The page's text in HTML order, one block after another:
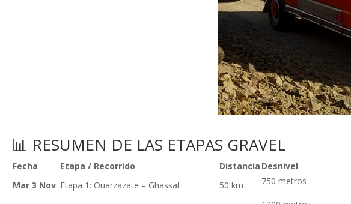
📊 RESUMEN DE LAS ETAPAS GRAVEL
Fecha Etapa / Recorrido Distancia Desnivel
Mar 3 Nov Etapa 1: Ouarzazate – Ghassat 50 km 750 metros